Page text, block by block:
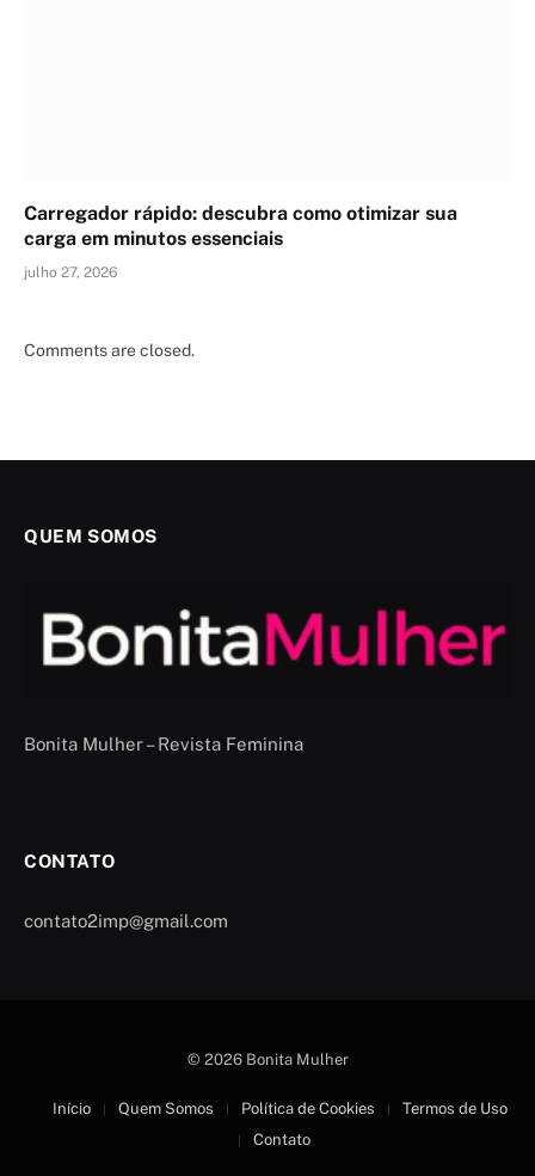
Carregador rápido: descubra como otimizar sua
carga em minutos essenciais
julho 27, 2026
Comments are closed.
QUEM SOMOS
Bonita Mulher – Revista Feminina
CONTATO
contato2imp@gmail.com
© 2026 Bonita Mulher
Início Quem Somos Política de Cookies
Termos de Uso
Contato